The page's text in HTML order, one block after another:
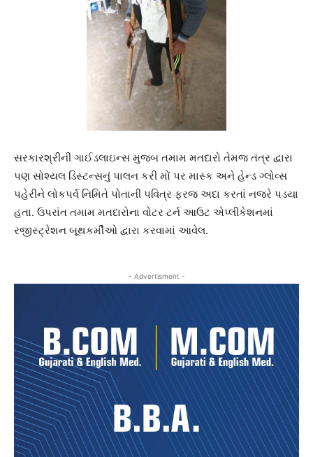
સરકારશ્રીની ગાઈડલાઇન્સ મુજબ તમામ મતદારો તેમજ તંત્ર દ્વારા
પણ સોશ્યલ ડિસ્ટન્સનું પાલન કરી મોં પર માસ્ક અને હેન્ડ ગ્લોવ્સ
પહેરીને લોકપર્વ નિમિતે પોતાની પવિત્ર ફરજ અદા કરતાં નજરે પડયા
હતા. ઉપરાંત તમામ મતદારોના વોટર ટર્ન આઉટ એપ્લીકેશનમાં
રજીસ્ટ્રેશન બૂથકર્મીઓ દ્વારા કરવામાં આવેલ.
- Advertisment -